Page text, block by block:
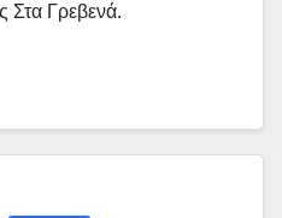
Στα Γρεβενά.